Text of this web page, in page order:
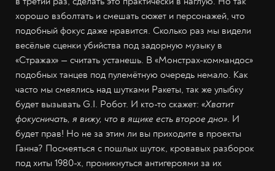
хорошо взболтать и смешать сюжет и персонажей, что
подобный фокус даже нравится. Сколько раз мы видели
весёлые сценки убийства под задорную музыку в
«Стражах» — считать устанешь. В «Монстрах-коммандос»
подобных танцев под пулемётную очередь немало. Как
часто мы смеялись над шутками Ракеты, так же улыбку
будет вызывать G.I. Робот. И кто-то скажет: «Хватит
фокусничать, я вижу, что в ящике есть второе дно». И
будет прав! Но не за этим ли вы приходите в проекты
Ганна? Посмеяться с пошлых шуток, кровавых разборок
под хиты 1980-х, проникнуться антигероями за их